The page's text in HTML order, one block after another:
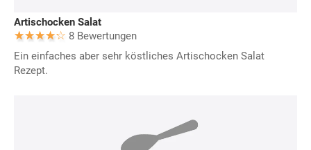
Artischocken Salat
8 Bewertungen
Ein einfaches aber sehr köstliches Artischocken Salat
Rezept.